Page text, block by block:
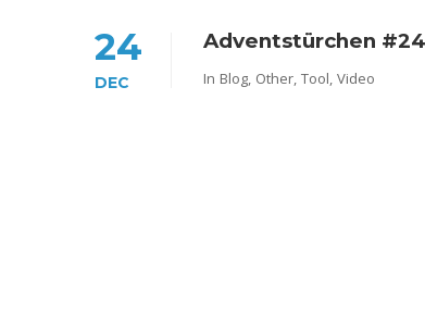
24
DEC
Adventstürchen
In Blog, Other, Tool, Video